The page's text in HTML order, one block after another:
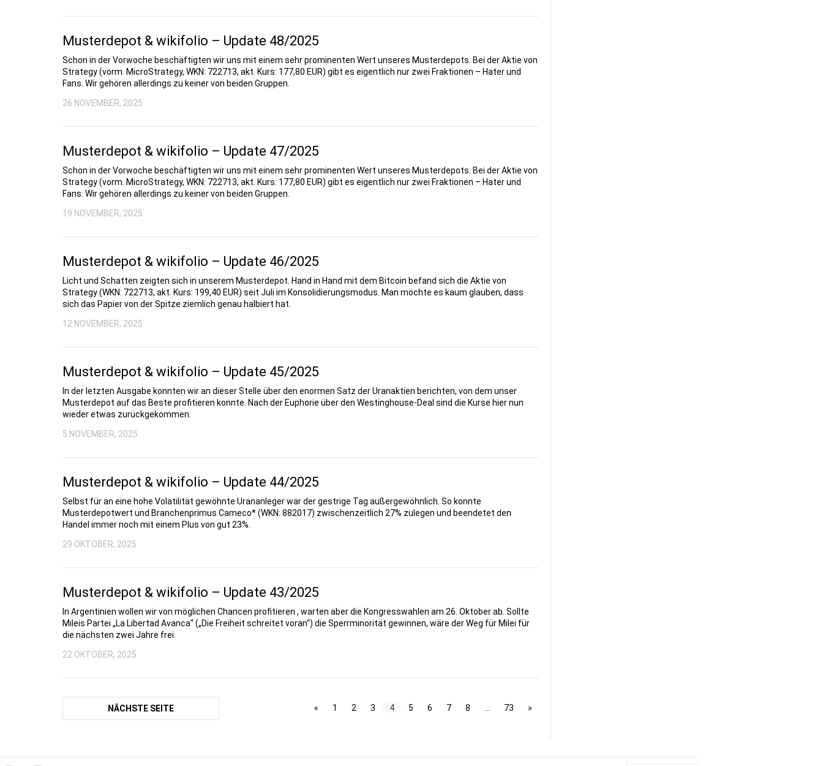
Musterdepot & wikifolio – Update 48/2025
Schon in der Vorwoche beschäftigten wir uns mit einem sehr prominenten Wert unseres Musterdepots. Bei der Aktie von
Strategy (vorm. MicroStrategy, WKN: 722713, akt. Kurs: 177,80 EUR) gibt es eigentlich nur zwei Fraktionen – Hater und
Fans. Wir gehören allerdings zu keiner von beiden Gruppen.
26 NOVEMBER, 2025
Musterdepot & wikifolio – Update 47/2025
Schon in der Vorwoche beschäftigten wir uns mit einem sehr prominenten Wert unseres Musterdepots. Bei der Aktie von
Strategy (vorm. MicroStrategy, WKN: 722713, akt. Kurs: 177,80 EUR) gibt es eigentlich nur zwei Fraktionen – Hater und
Fans. Wir gehören allerdings zu keiner von beiden Gruppen.
19 NOVEMBER, 2025
Musterdepot & wikifolio – Update 46/2025
Licht und Schatten zeigten sich in unserem Musterdepot. Hand in Hand mit dem Bitcoin befand sich die Aktie von
Strategy (WKN: 722713, akt. Kurs: 199,40 EUR) seit Juli im Konsolidierungsmodus. Man möchte es kaum glauben, dass
sich das Papier von der Spitze ziemlich genau halbiert hat.
12 NOVEMBER, 2025
Musterdepot & wikifolio – Update 45/2025
In der letzten Ausgabe konnten wir an dieser Stelle über den enormen Satz der Uranaktien berichten, von dem unser
Musterdepot auf das Beste profitieren konnte. Nach der Euphorie über den Westinghouse-Deal sind die Kurse hier nun
wieder etwas zurückgekommen.
5 NOVEMBER, 2025
Musterdepot & wikifolio – Update 44/2025
Selbst für an eine hohe Volatilität gewöhnte Urananleger war der gestrige Tag außergewöhnlich. So konnte
Musterdepotwert und Branchenprimus Cameco* (WKN: 882017) zwischenzeitlich 27% zulegen und beendetet den
Handel immer noch mit einem Plus von gut 23%.
29 OKTOBER, 2025
Musterdepot & wikifolio – Update 43/2025
In Argentinien wollen wir von möglichen Chancen profitieren , warten aber die Kongresswahlen am 26. Oktober ab. Sollte
Mileis Partei „La Libertad Avanca“ („Die Freiheit schreitet voran“) die Sperrminorität gewinnen, wäre der Weg für Milei für
die nächsten zwei Jahre frei.
22 OKTOBER, 2025
NÄCHSTE SEITE « 1 2 3 4 5 6 7 8 73 »